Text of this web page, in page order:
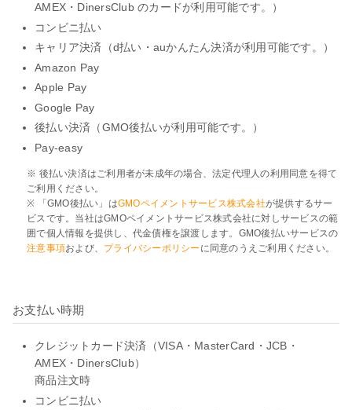
AMEX・DinersClub のカードが利用可能です。）
コンビニ払い
キャリア決済（d払い・auかんたん決済が利用可能です。）
Amazon Pay
Apple Pay
Google Pay
後払い決済（GMO後払いが利用可能です。）
Pay-easy
※ 後払い決済はご利用者が未成年の場合、法定代理人の利用同意を得て
ご利用ください。
※ 「GMO後払い」はGMOペイメントサービス株式会社が提供するサー
ビスです。当社はGMOペイメントサービス株式会社に対しサービスの範
囲で個人情報を提供し、代金債権を譲渡します。GMO後払いサービスの
注意事項および、 プライバシーポリシー に同意のうえご利用ください。
お支払い時期
クレジットカード決済（VISA・MasterCard・JCB・
AMEX・DinersClub）
商品注文時
コンビニ払い